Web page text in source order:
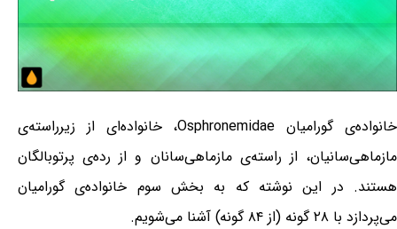
خانواده‌ی گورامیان Osphronemidae، خانواده‌ای از زیرراسته‌ی
مازماهی‌سانیان، از راسته‌ی مازماهی‌سانان و از رده‌ی پرتوبالگان
هستند. در این نوشته که به بخش سوم خانواده‌ی گورامیان
می‌پردازد با ۲۸ گونه (از ۸۴ گونه) آشنا می‌شویم.